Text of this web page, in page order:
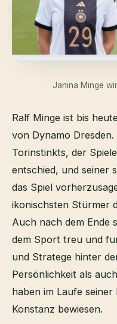
Janina Minge
Ralf Minge ist bis
von Dynamo
Torinstinkts, der
entschied, und seiner
das Spiel
ikonischsten Stürmer
Auch nach dem Ende
dem Sport treu und
und Stratege hinter
Persönlichkeit als
haben im Laufe
Konstanz bewiesen.